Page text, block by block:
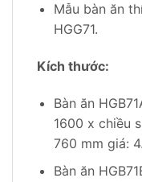
Mẫu bàn ăn
HGG71.
Kích thước:
Bàn ăn
1600 x chiều
760 mm giá:
Bàn ăn